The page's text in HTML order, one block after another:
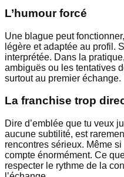
L’humour forcé
Une blague peut
légère et adaptée au profil.
interprétée. Dans la
ambiguës ou les tentatives
surtout au premier échange.
La franchise trop
Dire d’emblée que tu veux
aucune subtilité, est
rencontres sérieux. Même
compte énormément. Ce
respecter le rythme de la